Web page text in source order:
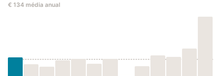
€ 134 média anual